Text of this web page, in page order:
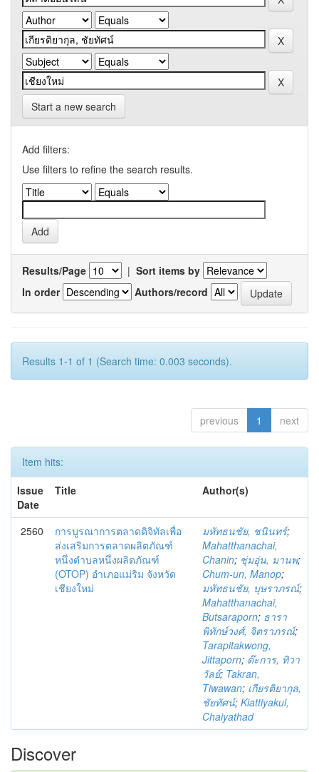
Start a new search
Add filters:
Use filters to refine the search results.
Results/Page | Sort items by
In order
Authors/record
Results 1-1 of 1 (Search time: 0.003 seconds).
previous 1 next
Item hits:
Issue
Date
Title Author(s)
2560
การบูรณาการตลาดดิจิทัลเพื่อ
ส่งเสริมการตลาดผลิตภัณฑ์
หนึ่งตำบลหนึ่งผลิตภัณฑ์
(OTOP) อำเภอแม่ริม จังหวัด
เชียงใหม่
มหัทธนชัย, ชนินทร์;
Mahatthanachai,
Chanin; ชุ่มอุ่น, มานพ;
Chum-un, Manop;
มหัทธนชัย, บุษราภรณ์;
Mahatthanachai,
Butsaraporn; ธารา
พิทักษ์วงศ์, จิตราภรณ์;
Tarapitakwong,
Jittaporn; ต๊ะการ, ทิวา
วัลย์; Takran,
Tiwawan; เกียรติยากุล,
ชัยทัศน์; Kiattiyakul,
Chaiyathad
Discover